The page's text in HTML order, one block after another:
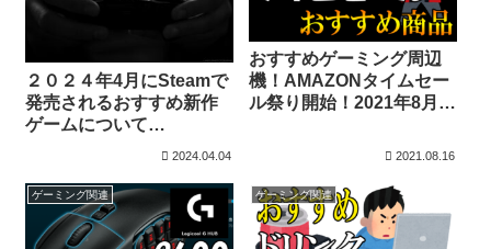
２０２４年4月にSteamで
発売されるおすすめ新作
ゲームについて
2024.04.04
おすすめゲーミング周辺
機！AMAZONタイムセー
ル祭り開始！2021年8月
2021.08.16
ゲーミング関連 ゲーミング関連